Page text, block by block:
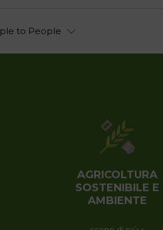
to People
REPUBBLICA
ZAMBIA
AGRICOLTURA
SOSTENIBILE E
AMBIENTE